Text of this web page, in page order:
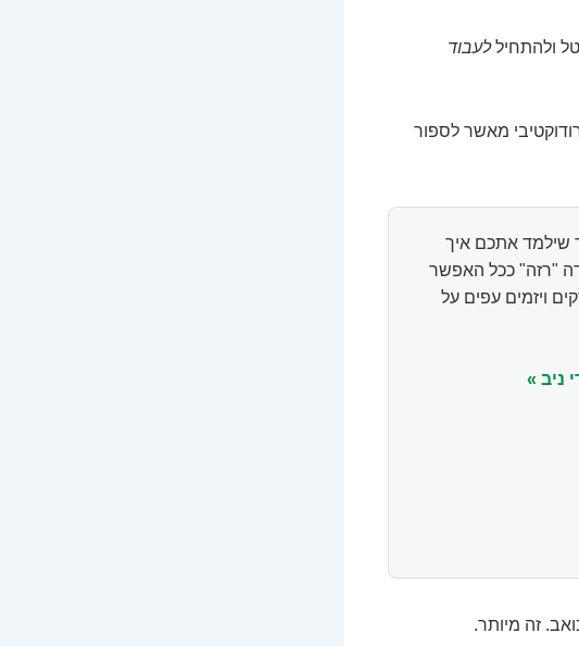
ולהתחיללעבוד
מאשר לספור
שילמד אתכם איך
"רזה" ככל האפשר
ויזמים עפים על
ניב »
זה מיותר.